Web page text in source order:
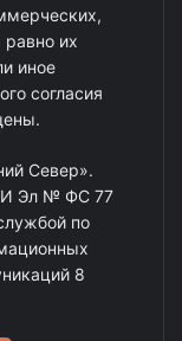
их
иное
согласия
Север».
Эл № ФС 77
по
8